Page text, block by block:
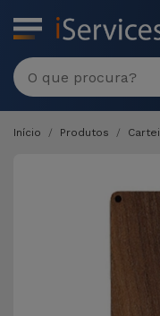
MENU
Início Produtos